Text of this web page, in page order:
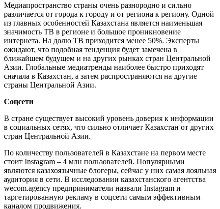
Медиапространство страны очень разнородно и сильно
различается от города к городу и от региона к региону. Одной
из главных особенностей Казахстана является наименьшая
значимость ТВ в регионе и большое проникновение
интернета. На долю ТВ приходится менее 50%. Эксперты
ожидают, что подобная тенденция будет замечена в
ближайшем будущем и на других рынках стран Центральной
Азии. Глобальные медиатренды наиболее быстро приходят
сначала в Казахстан, а затем распространяются на другие
страны Центральной Азии.
Соцсети
В стране существует высокий уровень доверия к информации
в социальных сетях, что сильно отличает Казахстан от других
стран Центральной Азии.
По количеству пользователей в Казахстане на первом месте
стоит Instagram – 4 млн пользователей. Популярными
являются казахоязычные блогеры, сейчас у них самая лояльная
аудитория в сети. В исследовании казахстанского агентства
wecom.agency предприниматели назвали Instagram и
таргетированную рекламу в соцсети самым эффективным
каналом продвижения.